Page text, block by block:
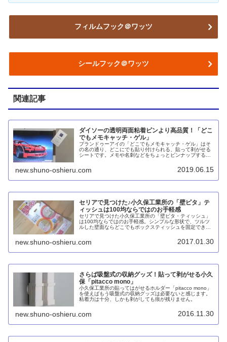
フィルムフック＠ワッツ
シールフック＠ワッツ
関連記事
ダイソーの透明両面粘着ピンより高品質！「どこ
でもメモキャッチ・ゲル」
プランドゥーアイの「どこでもメモキャッチ・ゲル」はそ
の名の通り、どこにでも貼り付けられる、貼って剥がせる
シートです。メモや名刺などをちょっとピンナップするの
似ていますが、それよりも大きくて使いやすく、高品質で
接着面に耐久性があるように思います。
new.shuno-oshieru.com 2019.06.15
セリアで見つけた♪小久保工業所の「壁ピタ」テ
ィッシュは100均ならではのお手軽感
セリアで見つけた小久保工業所の「壁ピタ・ティッシュ」
は100均ならではのお手軽感。シンプルな形状で、ツルツ
ルした壁面ならどこでもボックスティッシュを固定できま
new.shuno-oshieru.com 2017.01.30
さらば吸盤式の収納グッズ！貼って剥がせる小久
保「pitacco mono」
小久保工業所の貼ってはがせるホルダー「pitacco mono」
を使えばもう吸盤式の収納グッズは必要ないと感じます。
粘着力は十分、しかも剥がしても痕が残りません。
new.shuno-oshieru.com 2016.11.30